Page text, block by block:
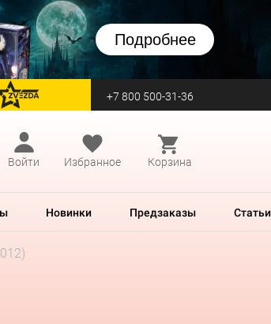
Подробнее
перейти на Zvezda +7 800 500-31-36
Войти
Избранное Корзина
Новинки Предзаказы Статьи